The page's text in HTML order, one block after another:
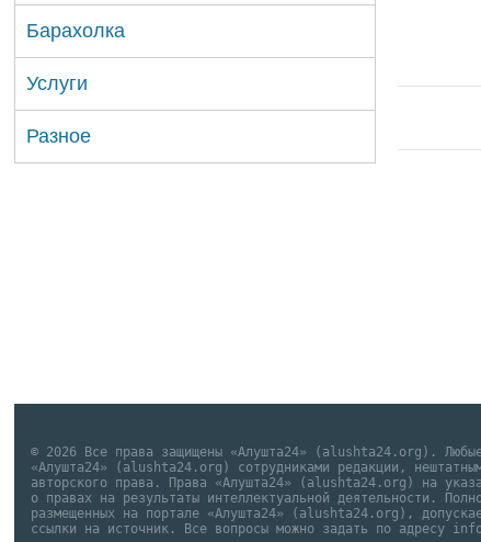
Барахолка
Услуги
Разное
© 2026 Все права защищены «Алушта24» (alushta24.org).
«Алушта24» (alushta24.org) сотрудниками редакции,
авторского права. Права «Алушта24» (alushta24.org) на
о правах на результаты интеллектуальной деятельности.
размещенных на портале «Алушта24» (alushta24.org),
ссылки на источник. Все вопросы можно задать по адресу